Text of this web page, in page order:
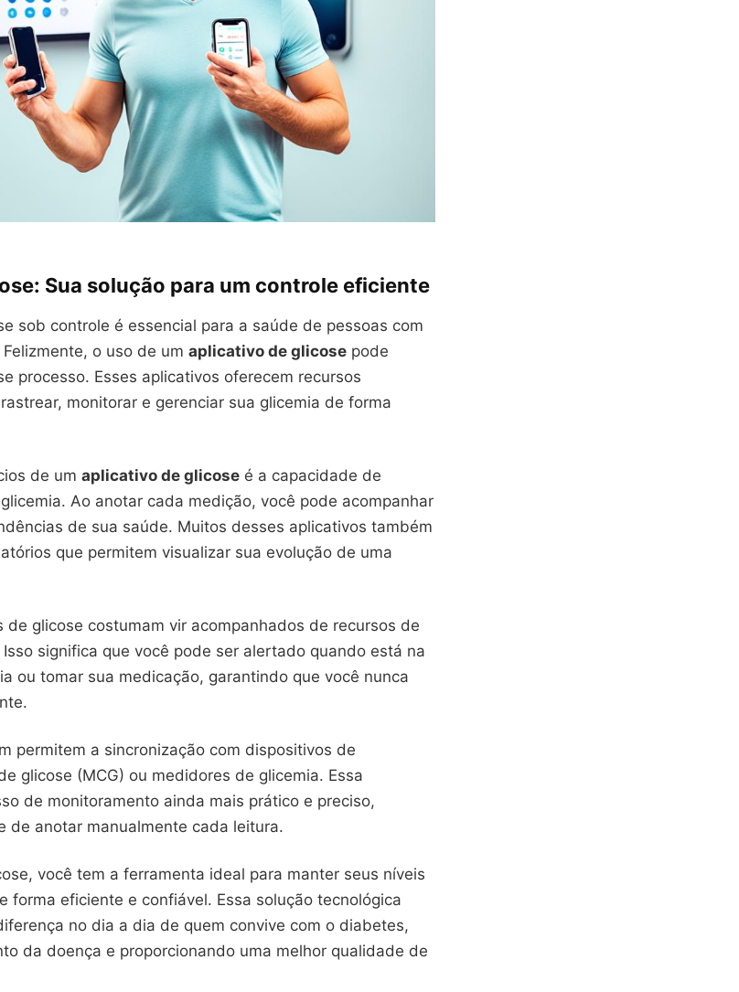
Sua solução para um controle eficiente
sob controle é essencial para a saúde de pessoas com
o uso de um aplicativo de glicose pode
processo. Esses aplicativos oferecem recursos
monitorar e gerenciar sua glicemia de forma
de um aplicativo de glicose é a capacidade de
Ao anotar cada medição, você pode acompanhar
de sua saúde. Muitos desses aplicativos também
que permitem visualizar sua evolução de uma
de glicose costumam vir acompanhados de recursos de
significa que você pode ser alertado quando está na
ou tomar sua medicação, garantindo que você nunca
permitem a sincronização com dispositivos de
glicose (MCG) ou medidores de glicemia. Essa
de monitoramento ainda mais prático e preciso,
de anotar manualmente cada leitura.
você tem a ferramenta ideal para manter seus níveis
forma eficiente e confiável. Essa solução tecnológica
no dia a dia de quem convive com o diabetes,
da doença e proporcionando uma melhor qualidade de